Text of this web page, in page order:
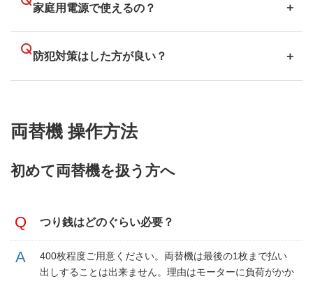
家庭用電源で使えるの？
防犯対策はした方が良い？
両替機 操作方法
初めて両替機を扱う方へ
つり銭はどのぐらい必要？
400枚程度ご用意ください。両替機は最後の1枚まで払い
出しすることは出来ません。理由はモーターに負荷がかか